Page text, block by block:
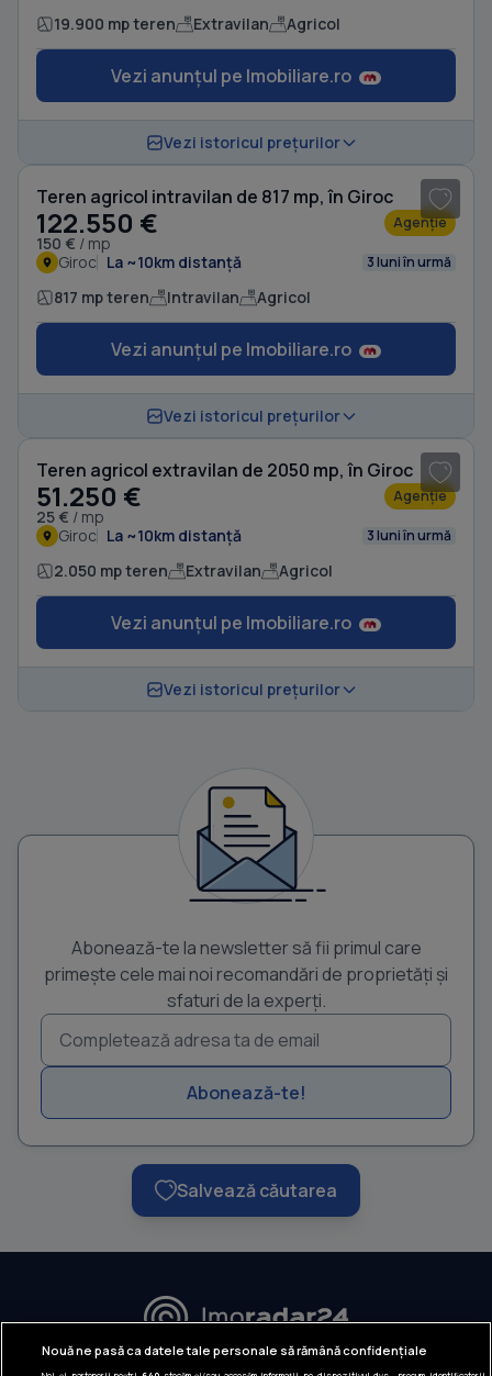
19.900 mp teren Extravilan Agricol
Vezi anunțul pe Imobiliare.ro
Vezi istoricul prețurilor
Teren agricol intravilan de 817 mp, în Giroc
122.550 €
150 € / mp
Agenție
Giroc La ~10km distanță 3 luni în urmă
817 mp teren Intravilan Agricol
Vezi anunțul pe Imobiliare.ro
Vezi istoricul prețurilor
Teren agricol extravilan de 2050 mp, în Giroc
51.250 €
25 € / mp
Agenție
Giroc La ~10km distanță 3 luni în urmă
2.050 mp teren Extravilan Agricol
Vezi anunțul pe Imobiliare.ro
Vezi istoricul prețurilor
Abonează-te la newsletter să fii primul care
primește cele mai noi recomandări de proprietăți și
sfaturi de la experți.
Abonează-te!
Salvează căutarea
URMĂREȘTE-NE:
Nouă ne pasă ca datele tale personale să rămână confidențiale